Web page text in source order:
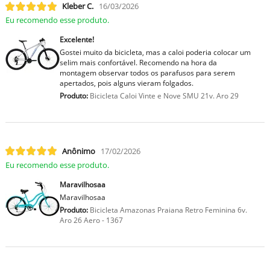
Kleber C. 16/03/2026
Eu recomendo esse produto.
Excelente!
Gostei muito da bicicleta, mas a caloi poderia colocar um
selim mais confortável. Recomendo na hora da
montagem observar todos os parafusos para serem
apertados, pois alguns vieram folgados.
Produto:Bicicleta Caloi Vinte e Nove SMU 21v. Aro 29
Anônimo 17/02/2026
Eu recomendo esse produto.
Maravilhosaa
Maravilhosaa
Produto:Bicicleta Amazonas Praiana Retro Feminina 6v.
Aro 26 Aero - 1367